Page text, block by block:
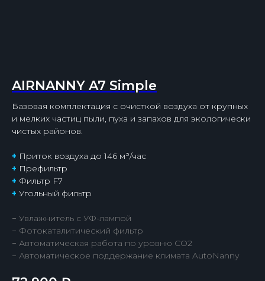
AIRNANNY A7 Simple
Базовая комплектация с очисткой воздуха от крупных
и мелких частиц пыли, пуха и запахов для экологически
чистых районов.
+ Приток воздуха до 146 м³/час
+ Префильтр
+ Фильтр F7
+ Угольный фильтр
− Увлажнитель с УФ-лампой
− Фотокаталитический фильтр
− Автоматическая работа по уровню СО2
− Автоматическое поддержание климата AutoNanny